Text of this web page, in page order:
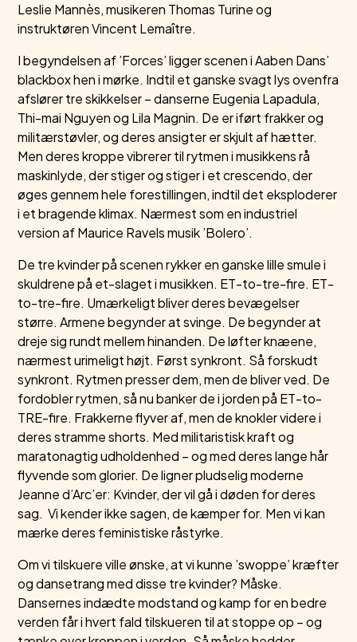
Leslie Mannès, musikeren Thomas Turine og
instruktøren Vincent Lemaître.
I begyndelsen af ’Forces’ ligger scenen i Aaben Dans’
blackbox hen i mørke. Indtil et ganske svagt lys ovenfra
afslører tre skikkelser – danserne Eugenia Lapadula,
Thi-mai Nguyen og Lila Magnin. De er iført frakker og
militærstøvler, og deres ansigter er skjult af hætter.
Men deres kroppe vibrerer til rytmen i musikkens rå
maskinlyde, der stiger og stiger i et crescendo, der
øges gennem hele forestillingen, indtil det eksploderer
i et bragende klimax. Nærmest som en industriel
version af Maurice Ravels musik ’Bolero’.
De tre kvinder på scenen rykker en ganske lille smule i
skuldrene på et-slaget i musikken. ET-to-tre-fire. ET-
to-tre-fire. Umærkeligt bliver deres bevægelser
større. Armene begynder at svinge. De begynder at
dreje sig rundt mellem hinanden. De løfter knæene,
nærmest urimeligt højt. Først synkront. Så forskudt
synkront. Rytmen presser dem, men de bliver ved. De
fordobler rytmen, så nu banker de i jorden på ET-to-
TRE-fire. Frakkerne flyver af, men de knokler videre i
deres stramme shorts. Med militaristisk kraft og
maratonagtig udholdenhed – og med deres lange hår
flyvende som glorier. De ligner pludselig moderne
Jeanne d’Arc’er: Kvinder, der vil gå i døden for deres
sag. Vi kender ikke sagen, de kæmper for. Men vi kan
mærke deres feministiske råstyrke.
Om vi tilskuere ville ønske, at vi kunne ’swoppe’ kræfter
og dansetrang med disse tre kvinder? Måske.
Dansernes indædte modstand og kamp for en bedre
verden får i hvert fald tilskueren til at stoppe op – og